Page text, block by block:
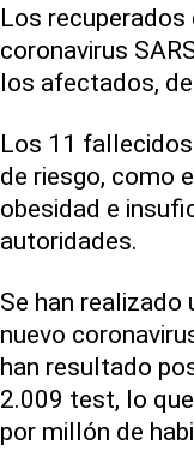
Los
coronavirus
los afectados,
Los 11
de riesgo, como
obesidad e
autoridades.
Se han
nuevo
han resultado
2.009 test, lo
por millón de